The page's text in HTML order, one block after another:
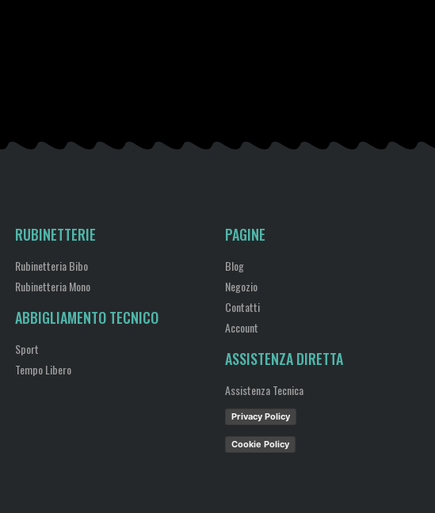
RUBINETTERIE
Rubinetteria Bibo
Rubinetteria Mono
ABBIGLIAMENTO TECNICO
Sport
Tempo Libero
PAGINE
Blog
Negozio
Contatti
Account
ASSISTENZA DIRETTA
Assistenza Tecnica
Privacy Policy
Cookie Policy